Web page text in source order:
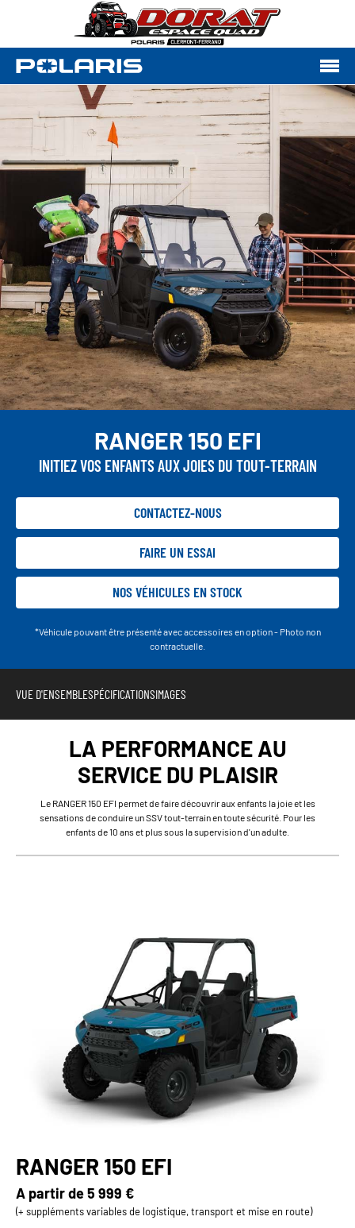
RANGER 150 EFI
INITIEZ VOS ENFANTS AUX JOIES DU TOUT-TERRAIN
CONTACTEZ-NOUS
FAIRE UN ESSAI
NOS VÉHICULES EN STOCK
*Véhicule pouvant être présenté avec accessoires en option - Photo non
contractuelle.
VUE D'ENSEMBLESPÉCIFICATIONSIMAGES
LA PERFORMANCE AU
SERVICE DU PLAISIR
Le RANGER 150 EFI permet de faire découvrir aux enfants la joie et les
sensations de conduire un SSV tout-terrain en toute sécurité. Pour les
enfants de 10 ans et plus sous la supervision d'un adulte.
RANGER 150 EFI
A partir de5 999 €
(+ suppléments variables de logistique, transport et mise en route)